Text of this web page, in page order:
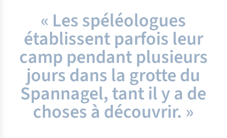
« Les spéléologues
établissent parfois leur
camp pendant plusieurs
jours dans la grotte du
Spannagel, tant il y a de
choses à découvrir. »